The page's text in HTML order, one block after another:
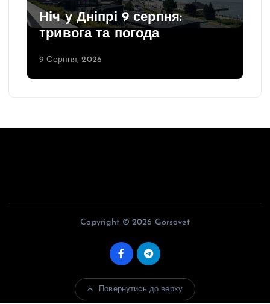
Ніч у Дніпрі 9 серпня:
тривога та погода
9 Серпня, 2026
Copyright © 2026 Gorsovet
Повернутись до верху